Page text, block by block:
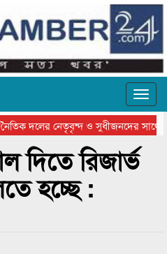
দলের নেতৃবৃন্দ ও সুধীজনদের সাথে
বাংলাদেশ গ্রুপ থিয়েটার
দিতে রিজার্ভ
হচ্ছে :